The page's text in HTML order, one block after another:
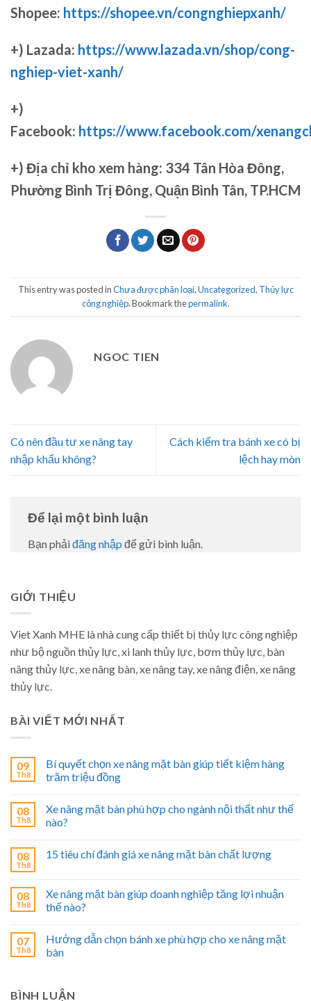
Shopee: https://shopee.vn/congnghiepxanh/
+) Lazada: https://www.lazada.vn/shop/cong-
nghiep-viet-xanh/
+)
Facebook: https://www.facebook.com/
+) Địa chỉ kho xem hàng: 334 Tân Hòa Đông,
Phường Bình Trị Đông, Quận Bình Tân, TP.HCM
This entry was posted inChưa được phân loại,Uncategorized, Thủy lực
công nghiệp. Bookmark thepermalink.
NGOC TIEN
Có nên đầu tư xe nâng tay
nhập khẩu không?
Cách kiểm tra bánh xe có bị
lệch hay mòn
Để lại một bình luận
Bạn phải đăng nhập để gửi bình luận.
GIỚI THIỆU
Viet Xanh MHE là nhà cung cấp thiết bị thủy lực công nghiệp
như bộ nguồn thủy lực, xi lanh thủy lực, bơm thủy lực, bàn
nâng thủy lực, xe nâng bàn, xe nâng tay, xe nâng điện, xe nâng
thủy lực.
BÀI VIẾT MỚI NHẤT
09
Th8
Bí quyết chọn xe nâng mặt bàn giúp tiết kiệm hàng
trăm triệu đồng
08
Th8
Xe nâng mặt bàn phù hợp cho ngành nội thất như thế
nào?
08
Th8
15 tiêu chí đánh giá xe nâng mặt bàn chất lượng
08
Th8
Xe nâng mặt bàn giúp doanh nghiệp tăng lợi nhuận
thế nào?
07
Th8
Hướng dẫn chọn bánh xe phù hợp cho xe nâng mặt
bàn
BÌNH LUẬN